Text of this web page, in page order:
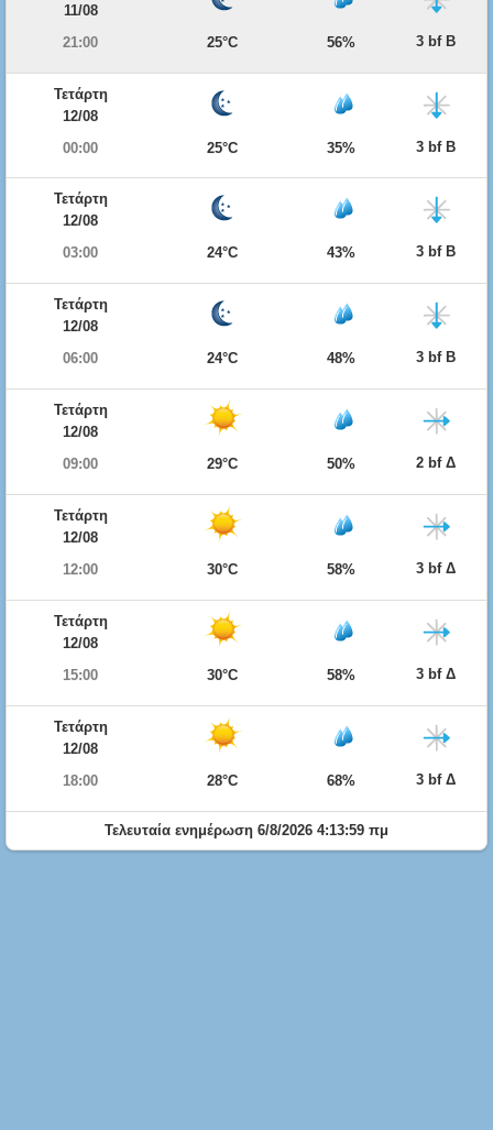
11/08
21:00
25°C 56% 3 bf Β
Τετάρτη
12/08
00:00
25°C 35% 3 bf Β
Τετάρτη
12/08
03:00
24°C 43% 3 bf Β
Τετάρτη
12/08
06:00
24°C 48% 3 bf Β
Τετάρτη
12/08
09:00
29°C 50% 2 bf Δ
Τετάρτη
12/08
12:00
30°C 58% 3 bf Δ
Τετάρτη
12/08
15:00
30°C 58% 3 bf Δ
Τετάρτη
12/08
18:00
28°C 68% 3 bf Δ
Τελευταία ενημέρωση 6/8/2026 4:13:59 πμ